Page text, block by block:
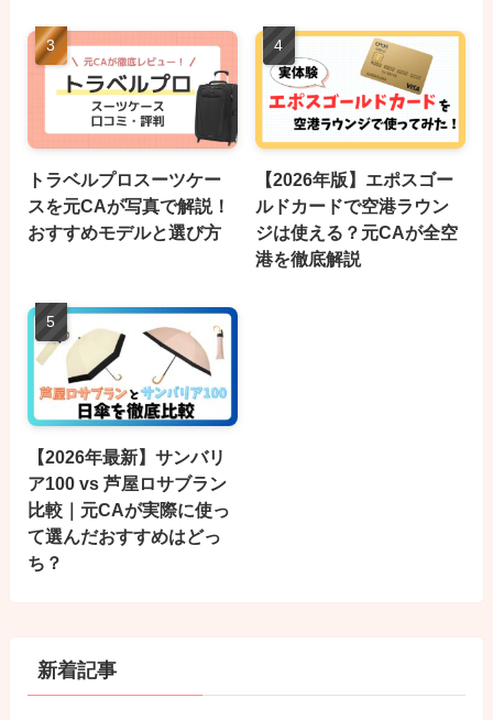
トラベルプロスーツケー
スを元CAが写真で解説！
おすすめモデルと選び方
【2026年版】エポスゴー
ルドカードで空港ラウン
ジは使える？元CAが全空
港を徹底解説
【2026年最新】サンバリ
ア100 vs 芦屋ロサブラン
比較｜元CAが実際に使っ
て選んだおすすめはどっ
ち？
新着記事